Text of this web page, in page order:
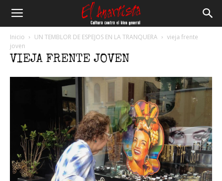
Anartista
Inicio UN TEMBLOR DE ESPEJOS EN LA TRANQUERA
vieja frente
joven
VIEJA FRENTE JOVEN